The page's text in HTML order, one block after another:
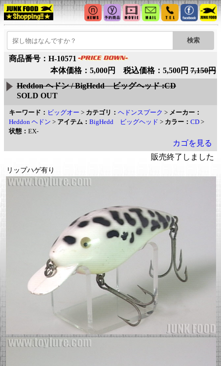
商品番号：H-10571
本体価格：5,000円 税込価格：5,500円 7,150円
Heddon ヘドン / BigHedd ビッグヘッド :CD
SOLD OUT
キーワード： ビッグオー > カテゴリ： ヘドンスプーク > メーカー：
Heddon ヘドン > アイテム： BigHedd ビッグヘッド > カラー： CD >
状態： EX-
カゴを見る
販売終了しました
リップハゲ有り